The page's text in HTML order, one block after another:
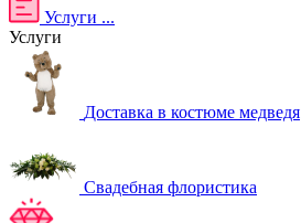
Услуги ...
Услуги
Доставка в костюме медведя
Свадебная флористика